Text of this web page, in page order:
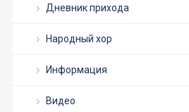
Дневник прихода
Народный хор
Информация
Видео